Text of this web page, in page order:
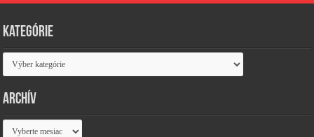
Kategórie
Kategórie
Archív
Archív